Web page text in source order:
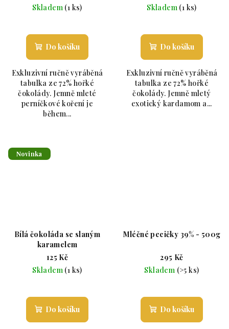
Skladem (1 ks)
Do košíku
Exkluzivní ručně vyráběná
tabulka ze 72% hořké
čokolády. Jemně mleté
perníčkové koření je
během...
Skladem (1 ks)
Do košíku
Exkluzivní ručně vyráběná
tabulka ze 72% hořké
čokolády. Jemně mletý
exotický kardamom a...
Novinka
Bílá čokoláda se slaným
karamelem
125 Kč
Skladem (1 ks)
Do košíku
Mléčné pecičky 39% - 500g
295 Kč
Skladem (>5 ks)
Do košíku